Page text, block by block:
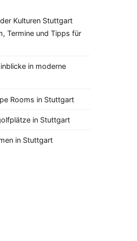
Kulturen Stuttgart
Termine und Tipps für
in moderne
Rooms in Stuttgart
in Stuttgart
in Stuttgart